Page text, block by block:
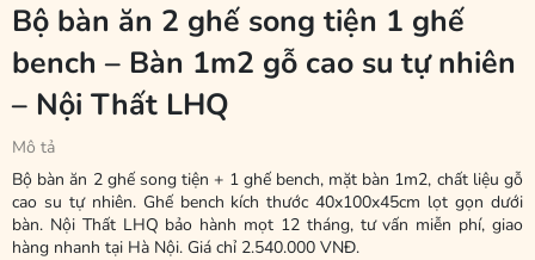
Bộ bàn ăn 2 ghế song tiện 1 ghế
bench – Bàn 1m2 gỗ cao su tự nhiên
– Nội Thất LHQ
Mô tả
Bộ bàn ăn 2 ghế song tiện + 1 ghế bench, mặt bàn 1m2, chất liệu gỗ
cao su tự nhiên. Ghế bench kích thước 40x100x45cm lọt gọn dưới
bàn. Nội Thất LHQ bảo hành mọt 12 tháng, tư vấn miễn phí, giao
hàng nhanh tại Hà Nội. Giá chỉ 2.540.000 VNĐ.